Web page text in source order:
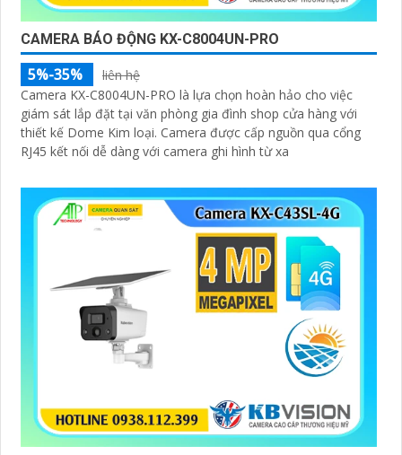
CAMERA BÁO ĐỘNG KX-C8004UN-PRO
5%-35%
liên hệ
Camera KX-C8004UN-PRO là lựa chọn hoàn hảo cho việc
giám sát lắp đặt tại văn phòng gia đình shop cửa hàng với
thiết kế Dome Kim loại. Camera được cấp nguồn qua cổng
RJ45 kết nối dễ dàng với camera ghi hình từ xa